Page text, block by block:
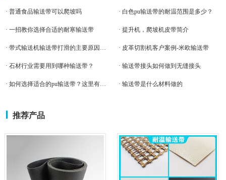
· 普通食品输送带可以爬坡吗 · 白色pu输送带的耐温范围是多少？
· 一招教你选择合适的耐寒输送带 · 提升机，爬坡机皮带简介
· 带式输送机输送带打滑的主要原因有哪些？ · 皮革切割机客户案例-米欧输送带
· 石材行业需要用到哪种输送带？ · 输送带接头如何做到无缝接头
· 如何选择适合的pu输送带？这里有几点建议。 · 输送带是什么材料做的
推荐产品